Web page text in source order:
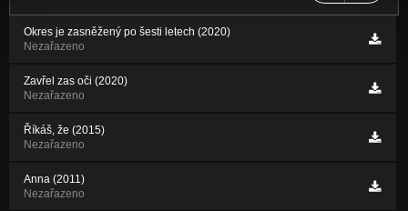
Okres je zasněžený po šesti letech (2020)
Nezařazeno
Zavřel zas oči (2020)
Nezařazeno
Říkáš, že (2015)
Nezařazeno
Anna (2011)
Nezařazeno